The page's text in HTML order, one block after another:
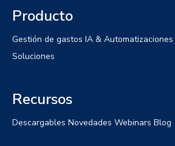
Producto
Gestión de gastos IA & Automatizaciones
Soluciones
Recursos
Descargables Novedades Webinars Blog